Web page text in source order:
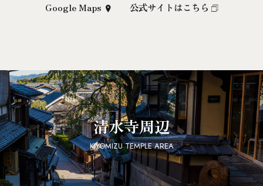
Google Maps
公式サイトはこちら
清水寺周辺
KIYOMIZU TEMPLE AREA